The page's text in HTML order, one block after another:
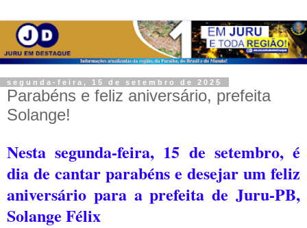
segunda-feira, 15 de setembro de 2025
Parabéns e feliz aniversário, prefeita
Solange!
Nesta segunda-feira, 15 de setembro, é
dia de cantar parabéns e desejar um feliz
aniversário para a prefeita de Juru-PB,
Solange Félix